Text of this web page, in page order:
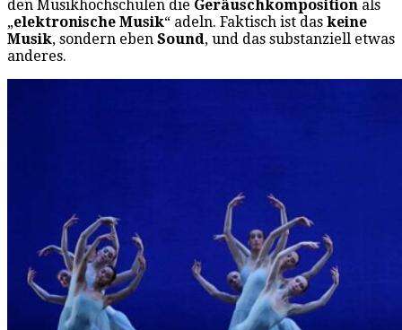
den Musikhochschulen die Geräuschkomposition als
„elektronische Musik“ adeln. Faktisch ist das keine
Musik, sondern eben Sound, und das substanziell etwas
anderes.